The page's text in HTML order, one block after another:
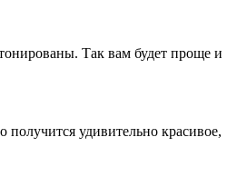
Так вам будет проще и
получится удивительно красивое,